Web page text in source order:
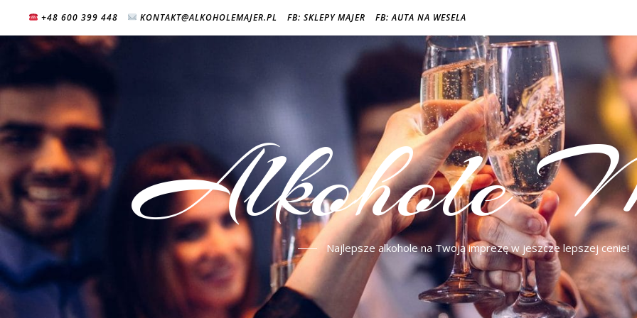
+48 600 399 448 KONTAKT@ALKOHOLEMAJER.PL FB: SKLEPY MAJER FB: AUTA NA WESELA
Alkohole
Najlepsze alkohole na Twoją imprezę w jeszcze lepszej cenie!